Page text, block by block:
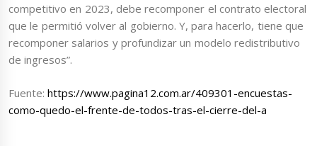
competitivo en 2023, debe recomponer el contrato electoral
que le permitió volver al gobierno. Y, para hacerlo, tiene que
recomponer salarios y profundizar un modelo redistributivo
de ingresos”.
Fuente:https://www.pagina12.com.ar/409301-encuestas-
como-quedo-el-frente-de-todos-tras-el-cierre-del-a